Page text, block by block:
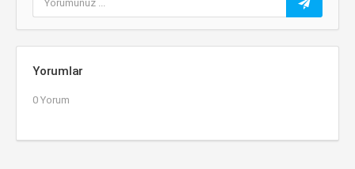
Yorumlar
0 Yorum